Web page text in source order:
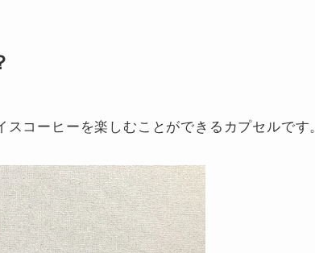
コーヒーを楽しむことができるカプセルです。